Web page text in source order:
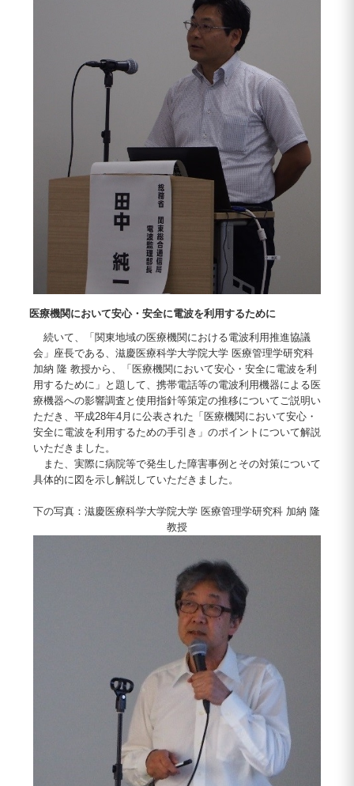
医療機関において安心・安全に電波を利用するために
続いて、「関東地域の医療機関における電波利用推進協議
会」座長である、滋慶医療科学大学院大学 医療管理学研究科
加納 隆 教授から、「医療機関において安心・安全に電波を利
用するために」と題して、携帯電話等の電波利用機器による医
療機器への影響調査と使用指針等策定の推移についてご説明い
ただき、平成28年4月に公表された「医療機関において安心・
安全に電波を利用するための手引き」のポイントについて解説
いただきました。
また、実際に病院等で発生した障害事例とその対策について
具体的に図を示し解説していただきました。
下の写真：滋慶医療科学大学院大学 医療管理学研究科 加納 隆
教授